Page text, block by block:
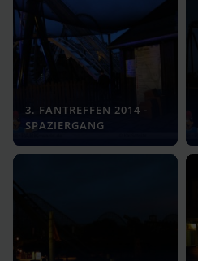
3. FANTREFFEN 2014 -
SPAZIERGANG